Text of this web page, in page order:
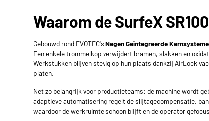
Waarom deSurfeX
Gebouwd rond EVOTEC'sNegen Geïntegreerde
Een enkele trommelkop verwijdert bramen, slakken en
Werkstukken blijven stevig op hun plaats dankzij AirLock
platen.
Net zo belangrijk voor productieteams: de machine wordt
adaptieve automatisering regelt de slijtagecompensatie,
waardoor de werkruimte schoon blijft en de operator